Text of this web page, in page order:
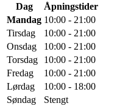
Dag
Åpningstider
Mandag 10:00 - 21:00
Tirsdag
10:00 - 21:00
Onsdag
10:00 - 21:00
Torsdag
10:00 - 21:00
Fredag
10:00 - 21:00
Lørdag
10:00 - 18:00
Søndag
Stengt